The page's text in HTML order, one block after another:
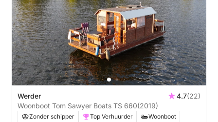
Werder 4.7(22)
Woonboot Tom Sawyer Boats TS 660(2019)
Zonder schipper Top Verhuurder
Woonboot